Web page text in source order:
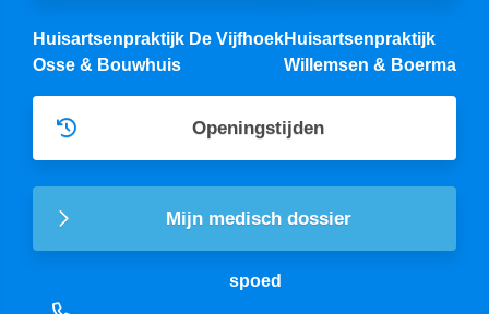
Huisartsenpraktijk De Vijfhoek
Osse & Bouwhuis
Huisartsenpraktijk
Willemsen & Boerma
Openingstijden
Mijn medisch dossier
spoed